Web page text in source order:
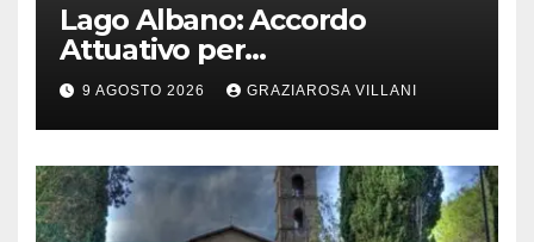
Lago Albano: Accordo
Attuativo per
l’interconnessione
acquedottistica da 29,5
milioni di euro
9 AGOSTO 2026 GRAZIAROSA VILLANI